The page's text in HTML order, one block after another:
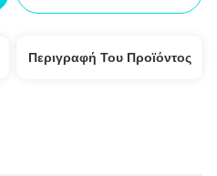
Περιγραφή Του Προϊόντος